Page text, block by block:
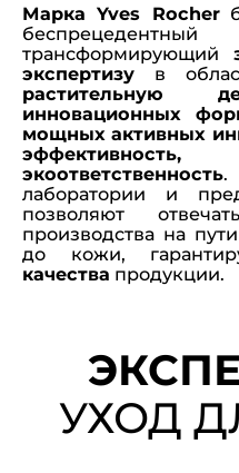
Марка Yves Rocher
трансформирующий
экспертизу в
растительную
инновационных
мощных активных
экоответственность.
лаборатории и
позволяют
производства на
до кожи,
качества продукции.
УХОД